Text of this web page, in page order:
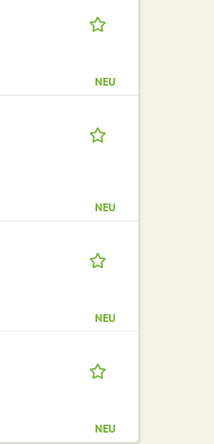
NEU
NEU
NEU
NEU